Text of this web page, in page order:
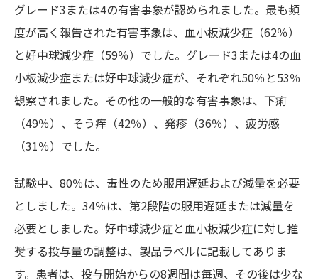
グレード3または4の有害事象が認められました。最も頻
度が高く報告された有害事象は、血小板減少症（62％）
と好中球減少症（59％）でした。グレード3または4の血
小板減少症または好中球減少症が、それぞれ50％と53％
観察されました。その他の一般的な有害事象は、下痢
（49％）、そう痒（42％）、発疹（36％）、疲労感
（31％）でした。
試験中、80％は、毒性のため服用遅延および減量を必要
としました。34％は、第2段階の服用遅延または減量を
必要としました。好中球減少症と血小板減少症に対し推
奨する投与量の調整は、製品ラベルに記載してありま
す。患者は、投与開始からの8週間は毎週、その後は少な